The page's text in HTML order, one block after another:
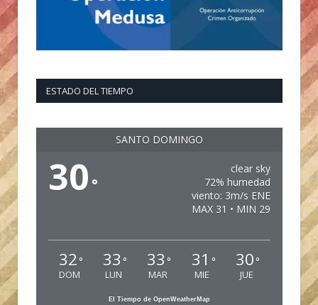
ESTADO DEL TIEMPO
SANTO DOMINGO
30 °
clear sky
72% humedad
viento: 3m/s ENE
MAX 31 • MIN 29
32 °
DOM
33 °
LUN
33 °
MAR
31 °
MIE
30 °
JUE
El Tiempo de OpenWeatherMap